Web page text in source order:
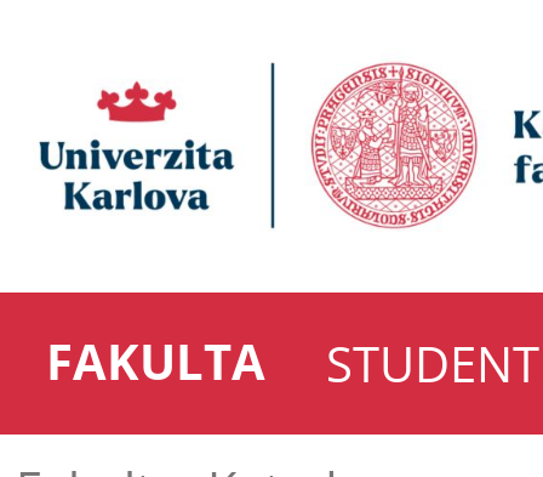
FAKULTA
STUDENT